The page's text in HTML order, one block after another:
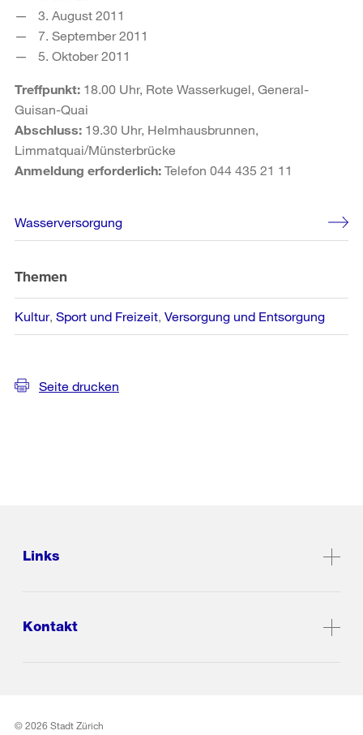
3. August 2011
7. September 2011
5. Oktober 2011
Treffpunkt: 18.00 Uhr, Rote Wasserkugel, General-
Guisan-Quai
Abschluss: 19.30 Uhr, Helmhausbrunnen,
Limmatquai/Münsterbrücke
Anmeldung erforderlich: Telefon 044 435 21 11
Weitere
Informationen
Wasserversorgung
Themen
Kultur Sport und Freizeit Versorgung und Entsorgung
Seite drucken
Links
Kontakt
© 2026 Stadt Zürich